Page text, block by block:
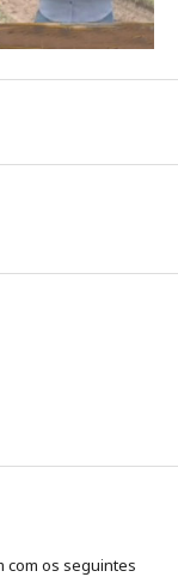
com os seguintes